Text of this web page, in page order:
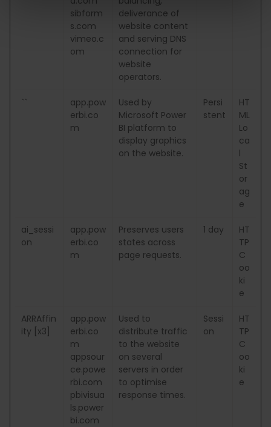
sibform
s.com
vimeo.c
om
deliverance of
website content
and serving DNS
connection for
website
operators.
``
app.pow
erbi.co
m
Used by
Microsoft Power
BI platform to
display graphics
on the website.
Persi
stent
HT
ML
Lo
ca
l
St
or
ag
e
ai_sessi
on
app.pow
erbi.co
m
Preserves users
states across
page requests.
1 day
HT
TP
C
oo
ki
e
ARRAffin
ity [x3]
app.pow
erbi.co
m
appsour
ce.powe
rbi.com
pbivisua
ls.power
bi.com
Used to
distribute traffic
to the website
on several
servers in order
to optimise
response times.
Sessi
on
HT
TP
C
oo
ki
e